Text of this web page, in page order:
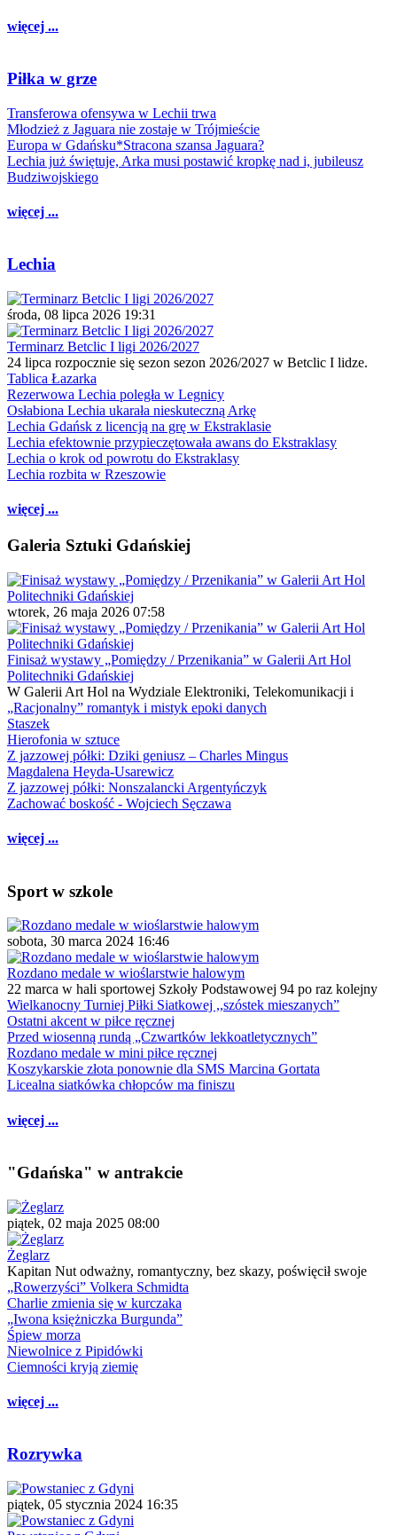
więcej ...
Piłka w grze
Transferowa ofensywa w Lechii trwa
Młodzież z Jaguara nie zostaje w Trójmieście
Europa w Gdańsku*Stracona szansa Jaguara?
Lechia już świętuje, Arka musi postawić kropkę nad i, jubileusz
Budziwojskiego
więcej ...
Lechia
środa, 08 lipca 2026 19:31
Terminarz Betclic I ligi 2026/2027
24 lipca rozpocznie się sezon sezon 2026/2027 w Betclic I lidze.
Tablica Łazarka
Rezerwowa Lechia poległa w Legnicy
Osłabiona Lechia ukarała nieskuteczną Arkę
Lechia Gdańsk z licencją na grę w Ekstraklasie
Lechia efektownie przypieczętowała awans do Ekstraklasy
Lechia o krok od powrotu do Ekstraklasy
Lechia rozbita w Rzeszowie
więcej ...
Galeria Sztuki Gdańskiej
wtorek, 26 maja 2026 07:58
Finisaż wystawy „Pomiędzy / Przenikania” w Galerii Art Hol
Politechniki Gdańskiej
W Galerii Art Hol na Wydziale Elektroniki, Telekomunikacji i
„Racjonalny” romantyk i mistyk epoki danych
Staszek
Hierofonia w sztuce
Z jazzowej półki: Dziki geniusz – Charles Mingus
Magdalena Heyda-Usarewicz
Z jazzowej półki: Nonszalancki Argentyńczyk
Zachować boskość - Wojciech Sęczawa
więcej ...
Sport w szkole
sobota, 30 marca 2024 16:46
Rozdano medale w wioślarstwie halowym
22 marca w hali sportowej Szkoły Podstawowej 94 po raz kolejny
Wielkanocny Turniej Piłki Siatkowej ,,szóstek mieszanych”
Ostatni akcent w piłce ręcznej
Przed wiosenną rundą „Czwartków lekkoatletycznych”
Rozdano medale w mini piłce ręcznej
Koszykarskie złota ponownie dla SMS Marcina Gortata
Licealna siatkówka chłopców ma finiszu
więcej ...
"Gdańska" w antrakcie
piątek, 02 maja 2025 08:00
Żeglarz
Kapitan Nut odważny, romantyczny, bez skazy, poświęcił swoje
„Rowerzyści” Volkera Schmidta
Charlie zmienia się w kurczaka
„Iwona księżniczka Burgunda”
Śpiew morza
Niewolnice z Pipidówki
Ciemności kryją ziemię
więcej ...
Rozrywka
piątek, 05 stycznia 2024 16:35